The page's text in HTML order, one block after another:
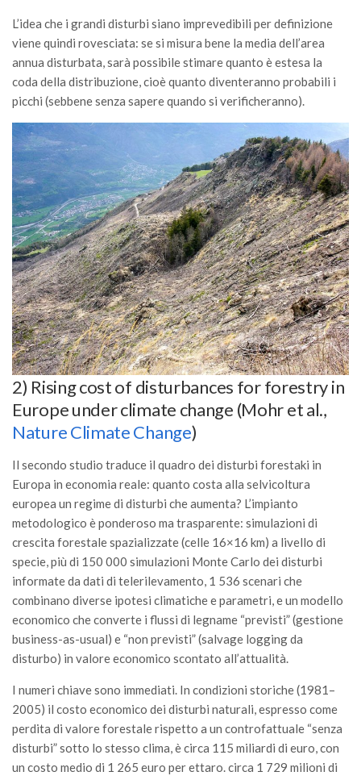
SISEF Notebook (Rassegna Stampa)
SISEF Eventi
@SISEF Tweets
@ForestTweeting
SISEF Publishing
Redazione SISEF.ORG
Credits
L’idea che i grandi disturbi siano imprevedibili per definizione
viene quindi rovesciata: se si misura bene la media dell’area
annua disturbata, sarà possibile stimare quanto è estesa la
coda della distribuzione, cioè quanto diventeranno probabili i
picchi (sebbene senza sapere quando si verificheranno).
2) Rising cost of disturbances for forestry in
Europe under climate change (Mohr et al.,
Nature Climate Change)
Il secondo studio traduce il quadro dei disturbi forestaki in
Europa in economia reale: quanto costa alla selvicoltura
europea un regime di disturbi che aumenta? L’impianto
metodologico è ponderoso ma trasparente: simulazioni di
crescita forestale spazializzate (celle 16×16 km) a livello di
specie, più di 150 000 simulazioni Monte Carlo dei disturbi
informate da dati di telerilevamento, 1 536 scenari che
combinano diverse ipotesi climatiche e parametri, e un modello
economico che converte i flussi di legname “previsti” (gestione
business-as-usual) e “non previsti” (salvage logging da
disturbo) in valore economico scontato all’attualità.
I numeri chiave sono immediati. In condizioni storiche (1981–
2005) il costo economico dei disturbi naturali, espresso come
perdita di valore forestale rispetto a un controfattuale “senza
disturbi” sotto lo stesso clima, è circa 115 miliardi di euro, con
un costo medio di 1 265 euro per ettaro. circa 1 729 milioni di